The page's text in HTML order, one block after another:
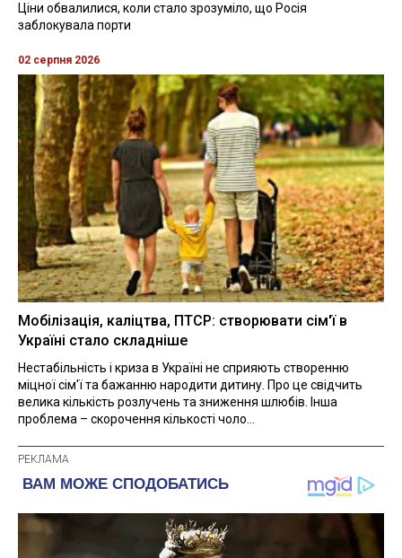
Ціни обвалилися, коли стало зрозуміло, що Росія
заблокувала порти
02 серпня 2026
Мобілізація, каліцтва, ПТСР: створювати сім'ї в
Україні стало складніше
Нестабільність і криза в Україні не сприяють створенню
міцної сім'ї та бажанню народити дитину. Про це свідчить
велика кількість розлучень та зниження шлюбів. Інша
проблема – скорочення кількості чоло...